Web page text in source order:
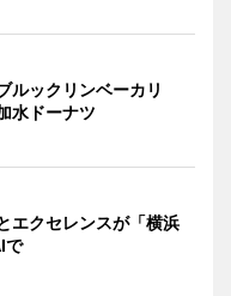
ルックリンベーカリ
水ドーナツ
エクセレンスが「横浜
で